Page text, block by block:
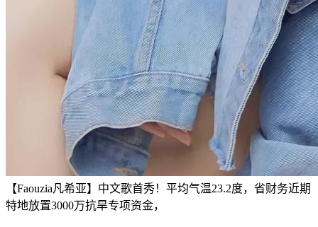
【Faouzia凡希亚】中文歌首秀！平均气温23.2度，省财务近期
特地放置3000万抗旱专项资金，